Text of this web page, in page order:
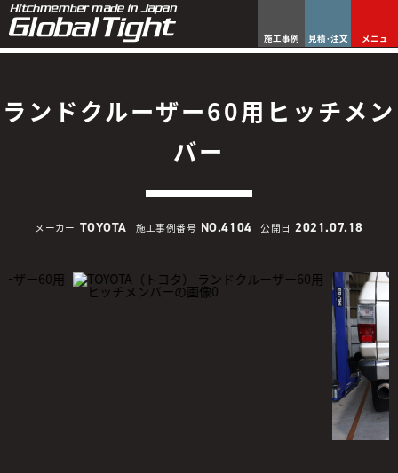
施工事例 見積･注文 メニュ
ランドクルーザー60用ヒッチメン
バー
メーカー TOYOTA 施工事例番号 NO.4104 公開日 2021.07.18